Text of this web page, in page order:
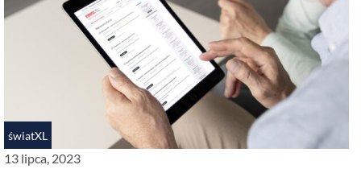
światXL
13 lipca, 2023